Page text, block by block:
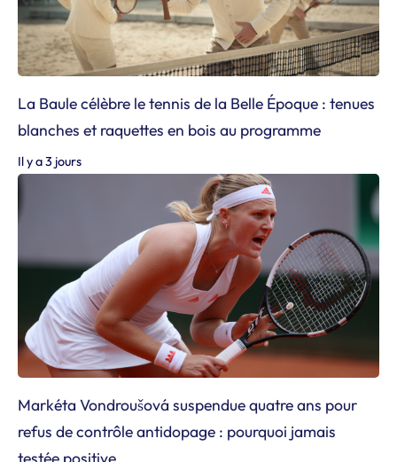
La Baule célèbre le tennis de la Belle Époque : tenues
blanches et raquettes en bois au programme
Il y a 3 jours
Markéta Vondroušová suspendue quatre ans pour
refus de contrôle antidopage : pourquoi jamais
testée positive